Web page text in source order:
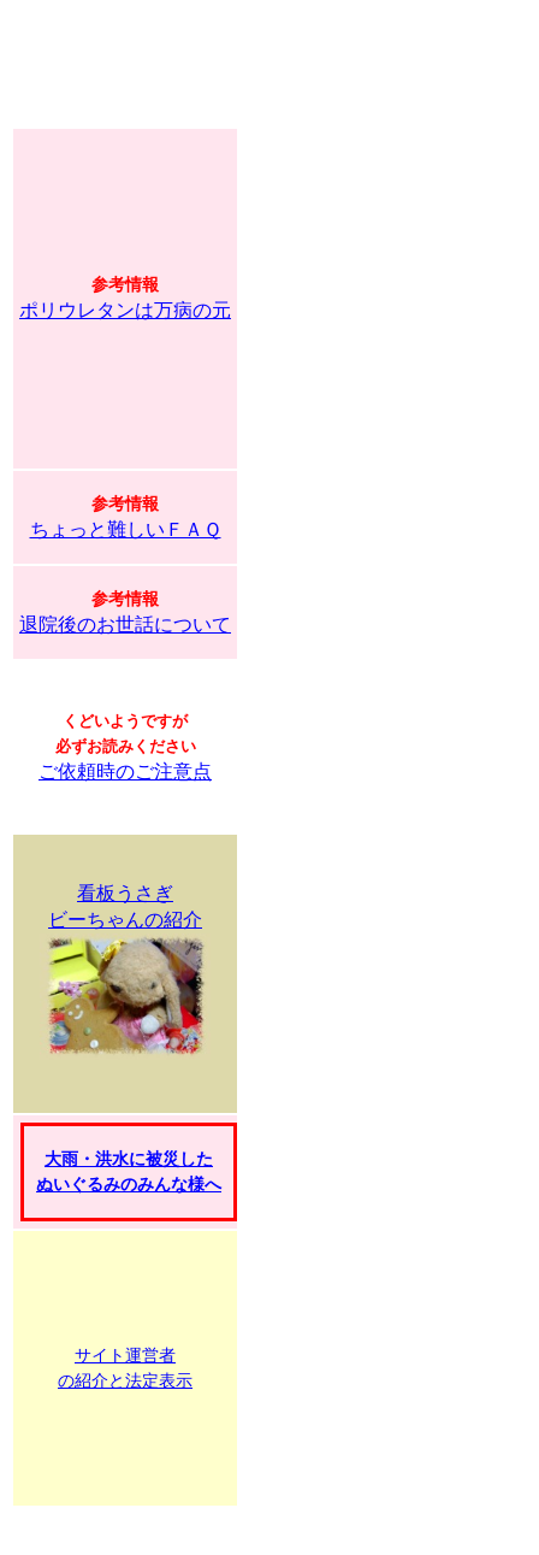
参考情報
ポリウレタンは万病の元
参考情報
ちょっと難しいＦＡＱ
参考情報
退院後のお世話について
くどいようですが
必ずお読みください
ご依頼時のご注意点
看板うさぎ
ビーちゃんの紹介
大雨・洪水に被災した
ぬいぐるみのみんな様へ
サイト運営者
の紹介と法定表示